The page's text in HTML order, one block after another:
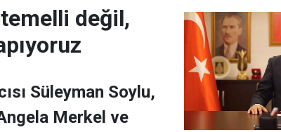
değil,
Süleyman Soylu,
Merkel ve